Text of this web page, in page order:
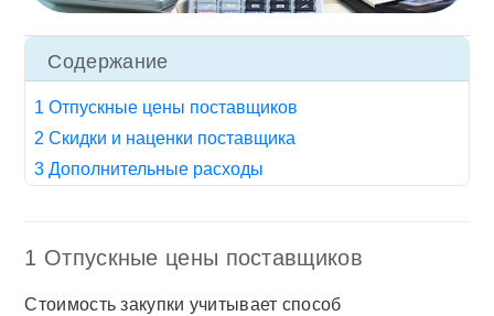
Содержание
1 Отпускные цены поставщиков
2 Скидки и наценки поставщика
3 Дополнительные расходы
1 Отпускные цены поставщиков
Стоимость закупки учитывает способ